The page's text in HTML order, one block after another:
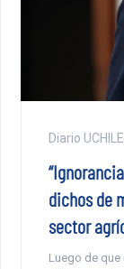
Diario UCHILE
dichos de
sector
Luego de